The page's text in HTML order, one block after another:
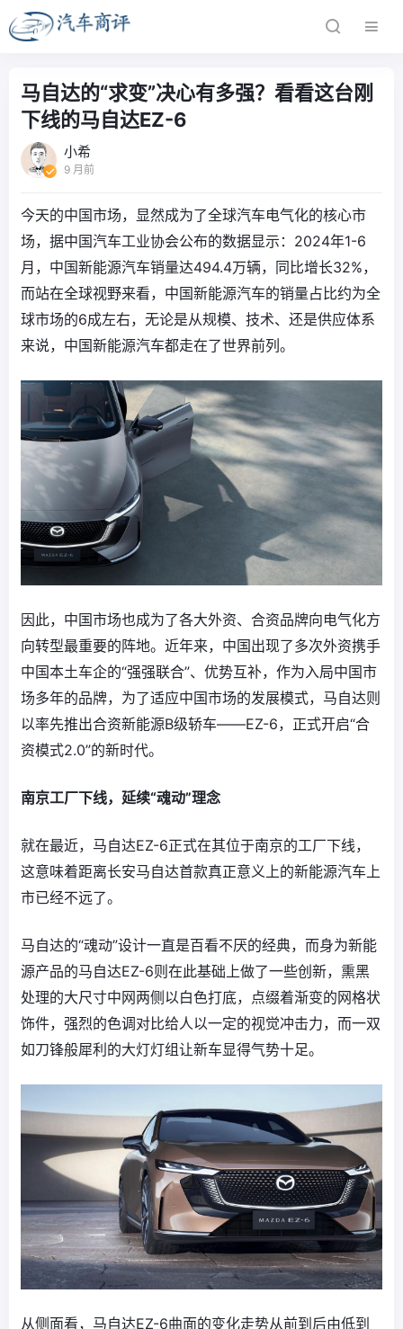
马自达的“求变”决心有多强？看看这台刚
下线的马自达EZ-6
小希
9 月前
今天的中国市场，显然成为了全球汽车电气化的核心市
场，据中国汽车工业协会公布的数据显示：2024年1-6
月，中国新能源汽车销量达494.4万辆，同比增长32%，
而站在全球视野来看，中国新能源汽车的销量占比约为全
球市场的6成左右，无论是从规模、技术、还是供应体系
来说，中国新能源汽车都走在了世界前列。
因此，中国市场也成为了各大外资、合资品牌向电气化方
向转型最重要的阵地。近年来，中国出现了多次外资携手
中国本土车企的“强强联合”、优势互补，作为入局中国市
场多年的品牌，为了适应中国市场的发展模式，马自达则
以率先推出合资新能源B级轿车——EZ-6，正式开启“合
资模式2.0”的新时代。
南京工厂下线，延续“魂动”理念
就在最近，马自达EZ-6正式在其位于南京的工厂下线，
这意味着距离长安马自达首款真正意义上的新能源汽车上
市已经不远了。
马自达的“魂动”设计一直是百看不厌的经典，而身为新能
源产品的马自达EZ-6则在此基础上做了一些创新，熏黑
处理的大尺寸中网两侧以白色打底，点缀着渐变的网格状
饰件，强烈的色调对比给人以一定的视觉冲击力，而一双
如刀锋般犀利的大灯灯组让新车显得气势十足。
从侧面看，马自达EZ-6曲面的变化走势从前到后由低到